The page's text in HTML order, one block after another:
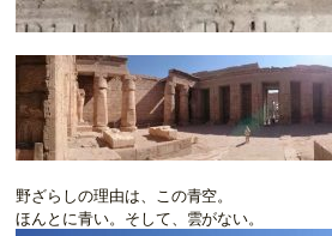
野ざらしの理由は、この青空。
ほんとに青い。そして、雲がない。